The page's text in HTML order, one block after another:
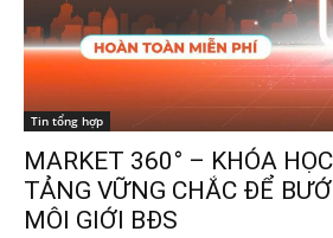
Tin tổng hợp
MARKET 360° – KHÓA
TẢNG VỮNG CHẮC ĐỂ
MÔI GIỚI BĐS